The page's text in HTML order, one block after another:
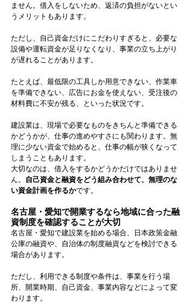
ません。借入をしないため、返済の負担がないとい
うメリットもあります。
ただし、自己資金だけにこだわりすぎると、必要な
設備や運転資金が足りなくなり、事業の立ち上がり
が遅れることがあります。
たとえば、最低限の工具しか用意できない、作業車
を準備できない、広告にお金を使えない、受注後の
材料費に不安が残る、といった状況です。
建設業は、現場で必要なものをきちんと準備できる
かどうかが、仕事の進めやすさにも関わります。無
理に少ない資金で始めると、仕事の幅が狭くなって
しまうこともあります。
大切なのは、借入をするかどうかだけではありませ
ん。 自己資金と融資をどう組み合わせて、無理のな
い資金計画を作るかです。
名古屋・愛知で開業するなら地域に合った融
資制度を確認することが大切
名古屋・愛知で建設業を始める場合、日本政策金融
公庫の融資や、自治体の制度融資などを検討できる
場合があります。
ただし、利用できる制度や条件は、事業を行う場
所、開業時期、自己資金、事業内容などによって変
わります。